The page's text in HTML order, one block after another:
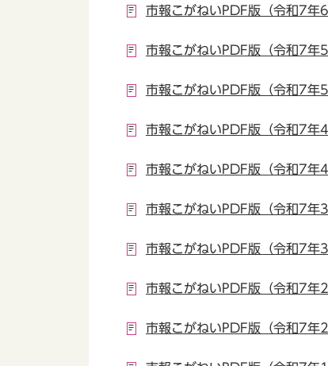
市報こがねいPDF版（令和7年6
市報こがねいPDF版（令和7年
市報こがねいPDF版（令和7年5
市報こがねいPDF版（令和7年
市報こがねいPDF版（令和7年4
市報こがねいPDF版（令和7年
市報こがねいPDF版（令和7年3
市報こがねいPDF版（令和7年
市報こがねいPDF版（令和7年2